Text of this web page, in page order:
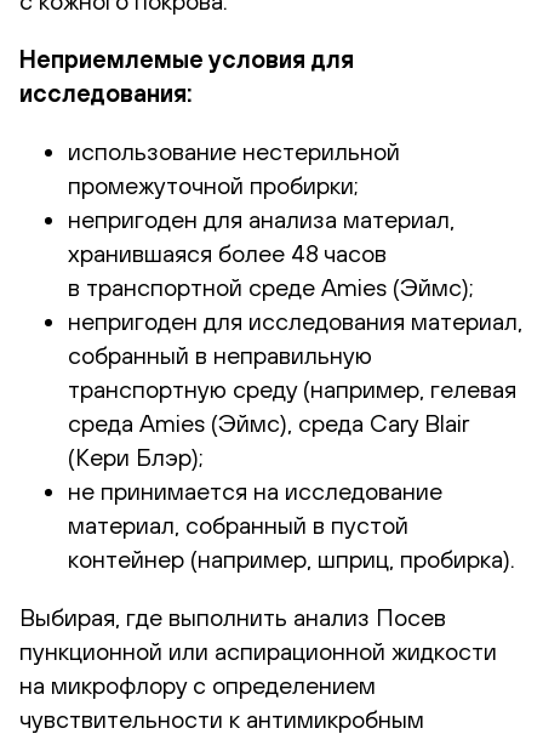
Неприемлемые условия для
исследования:
использование нестерильной
промежуточной пробирки;
непригоден для анализа материал,
хранившаяся более 48 часов
в транспортной среде Amies (Эймс);
непригоден для исследования материал,
собранный в неправильную
транспортную среду (например, гелевая
среда Amies (Эймс), среда Cary Blair
(Кери Блэр);
не принимается на исследование
материал, собранный в пустой
контейнер (например, шприц, пробирка).
Выбирая, где выполнить анализ Посев
пункционной или аспирационной жидкости
на микрофлору с определением
чувствительности к антимикробным